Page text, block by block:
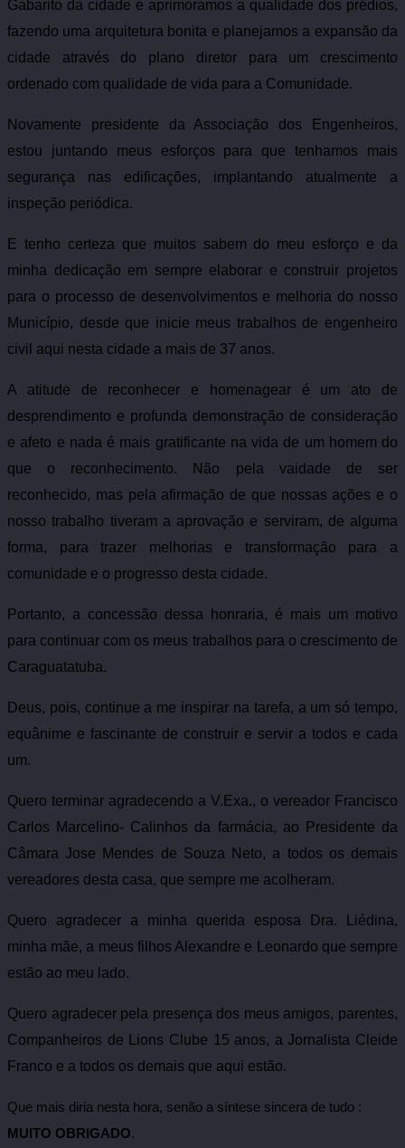
Gabarito da cidade e aprimoramos a qualidade dos prédios,
fazendo uma arquitetura bonita e planejamos a expansão da
cidade através do plano diretor para um crescimento
ordenado com qualidade de vida para a Comunidade.
Novamente presidente da Associação dos Engenheiros,
estou juntando meus esforços para que tenhamos mais
segurança nas edificações, implantando atualmente a
inspeção periódica.
E tenho certeza que muitos sabem do meu esforço e da
minha dedicação em sempre elaborar e construir projetos
para o processo de desenvolvimentos e melhoria do nosso
Município, desde que inicie meus trabalhos de engenheiro
civil aqui nesta cidade a mais de 37 anos.
A atitude de reconhecer e homenagear é um ato de
desprendimento e profunda demonstração de consideração
e afeto e nada é mais gratificante na vida de um homem do
que o reconhecimento. Não pela vaidade de ser
reconhecido, mas pela afirmação de que nossas ações e o
nosso trabalho tiveram a aprovação e serviram, de alguma
forma, para trazer melhorias e transformação para a
comunidade e o progresso desta cidade.
Portanto, a concessão dessa honraria, é mais um motivo
para continuar com os meus trabalhos para o crescimento de
Caraguatatuba.
Deus, pois, continue a me inspirar na tarefa, a um só tempo,
equânime e fascinante de construir e servir a todos e cada
um.
Quero terminar agradecendo a V.Exa., o vereador Francisco
Carlos Marcelino- Calinhos da farmácia, ao Presidente da
Câmara Jose Mendes de Souza Neto, a todos os demais
vereadores desta casa, que sempre me acolheram.
Quero agradecer a minha querida esposa Dra. Liédina,
minha mãe, a meus filhos Alexandre e Leonardo que sempre
estão ao meu lado.
Quero agradecer pela presença dos meus amigos, parentes,
Companheiros de Lions Clube 15 anos, a Jornalista Cleide
Franco e a todos os demais que aqui estão.
Que mais diria nesta hora, senão a síntese sincera de tudo :
MUITO OBRIGADO.